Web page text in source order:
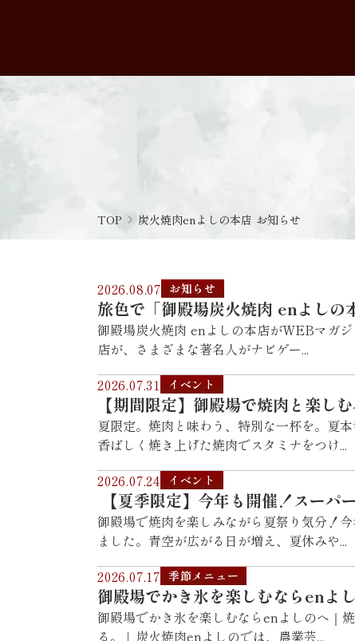
TOP navigate_next 炭火焼肉enよしの本店 お知らせ
2026.08.07 お知らせ
旅色で「御殿場炭火焼肉 enよしの
御殿場炭火焼肉 enよしの本店がWEBマガ
店が、さまざまな著名人がナビゲー...
2026.07.31
イベント
【期間限定】御殿場で焼肉と楽し
夏限定。焼肉と味わう、特別な一杯を。夏
香ばしく焼き上げた焼肉でスタミナをつけ...
2026.07.24
イベント
【夏季限定】今年も開催！スー
御殿場で焼肉を楽しみながら夏祭り気分！
ました。青空が広がる日が増え、夏休みや...
2026.07.17 季節メニュー
御殿場でかき氷を楽しむならenよ
御殿場でかき氷を楽しむならenよしのへ｜
る。」炭火焼肉enよしのでは、農業芸...